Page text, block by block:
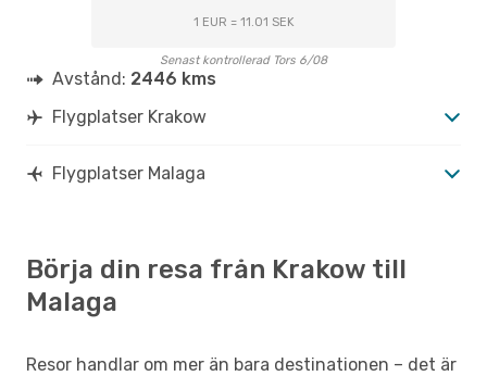
1 EUR = 11.01 SEK
Senast kontrollerad Tors 6/08
Avstånd: 2446 kms
Flygplatser Krakow
Flygplatser Malaga
Börja din resa från Krakow till
Malaga
Resor handlar om mer än bara destinationen – det är